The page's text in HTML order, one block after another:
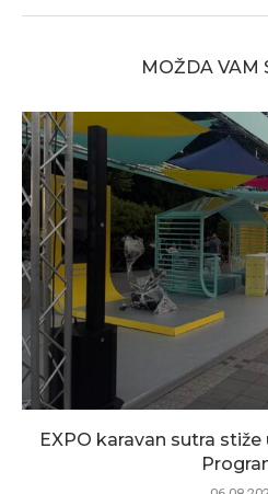
MOŽDA VAM
EXPO karavan sutra